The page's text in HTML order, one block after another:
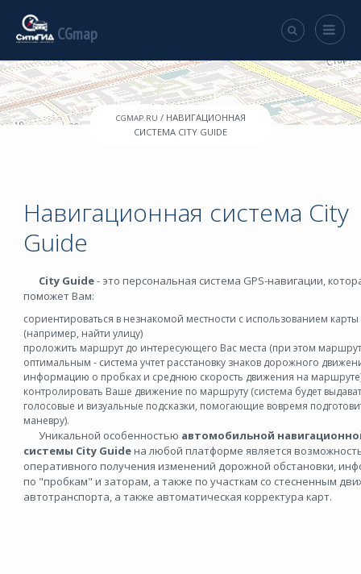
CGmap
CGMAP.RU / НАВИГАЦИОННАЯ
СИСТЕМА CITY GUIDE
Навигационная система City
Guide
City Guide- это персональная система GPS-навигации,
поможет Вам:
сориентироваться в незнакомой местности с использованием карты
(например, найти улицу)
проложить маршрут до интересующего Вас места (при этом
оптимальным - система учтет расстановку знаков дорожного
информацию о пробкахи среднюю скорость движения на
контролировать Ваше движение по маршруту (система будет
голосовые и визуальные подсказки, помогающие вовремя
маневру).
Уникальной особенностью автомобильной
системы City Guideна любой платформе является
оперативного получения изменений дорожной обстановки,
по "пробкам" и заторам, а также по участкам со стесненным
автотранспорта, а также автоматическая корректура карт.